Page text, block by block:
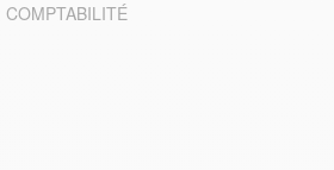
COMPTABILITÉ